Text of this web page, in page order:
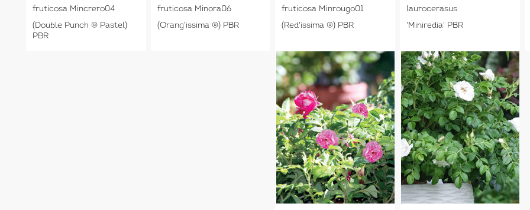
fruticosa Mincrero04
(Double Punch ® Pastel)
PBR
fruticosa Minora06
(Orang'issima ®) PBR
fruticosa Minrougo01
(Red'issima ®) PBR
laurocerasus
'Miniredia' PBR